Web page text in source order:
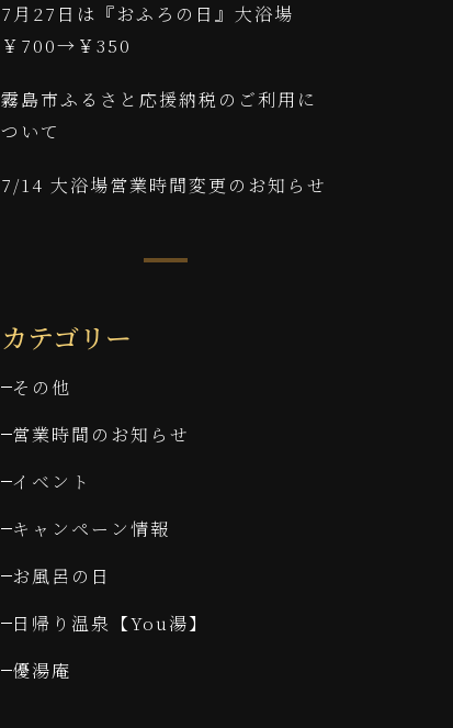
7月27日は『おふろの日』大浴場
￥700→￥350
霧島市ふるさと応援納税のご利用に
ついて
7/14 大浴場営業時間変更のお知らせ
カテゴリー
その他
営業時間のお知らせ
イベント
キャンペーン情報
お風呂の日
日帰り温泉【You湯】
優湯庵